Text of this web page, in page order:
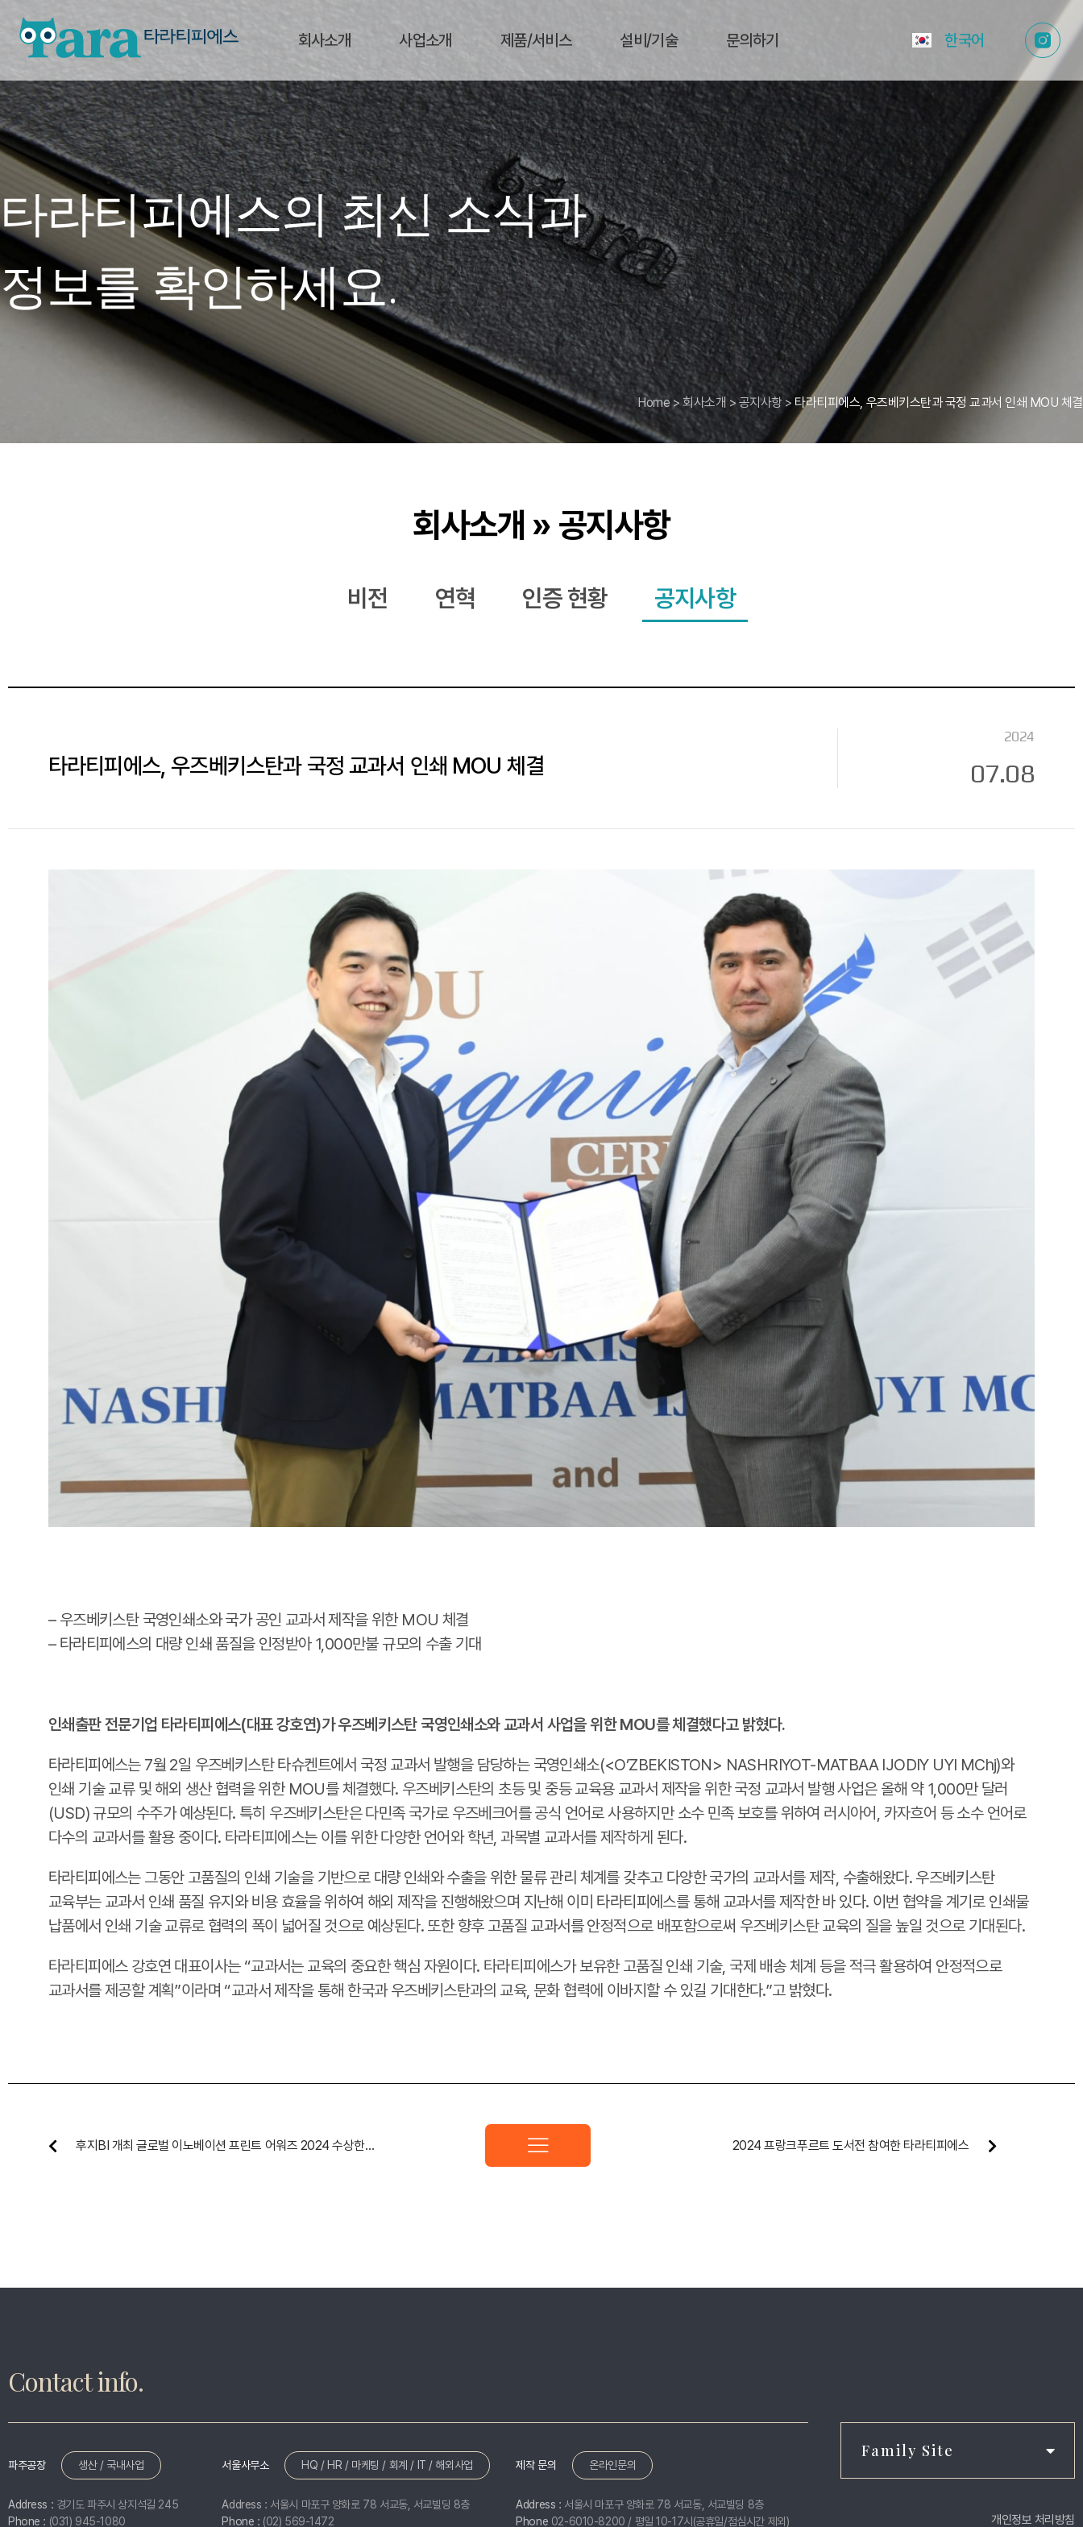
회사소개 사업소개 제품/서비스 설비/기술 문의하기 한국어
日本語
타라티피에스의 최신 소식과
정보를 확인하세요.
Home > 회사소개 > 공지사항> 타라티피에스, 우즈베키스탄과 국정 교과서 인쇄 MOU 체결
회사소개 » 공지사항
비전 연혁 인증 현황 공지사항
타라티피에스, 우즈베키스탄과 국정 교과서 인쇄 MOU 체결
2024
07.08
– 우즈베키스탄 국영인쇄소와 국가 공인 교과서 제작을 위한 MOU 체결
– 타라티피에스의 대량 인쇄 품질을 인정받아 1,000만불 규모의 수출 기대
인쇄출판 전문기업 타라티피에스(대표 강호연)가 우즈베키스탄 국영인쇄소와 교과서 사업을 위한 MOU를 체결했다고 밝혔다.
타라티피에스는 7월 2일 우즈베키스탄 타슈켄트에서 국정 교과서 발행을 담당하는 국영인쇄소(<O’ZBEKISTON> NASHRIYOT-MATBAA IJODIY UYI MChj)와
인쇄 기술 교류 및 해외 생산 협력을 위한 MOU를 체결했다. 우즈베키스탄의 초등 및 중등 교육용 교과서 제작을 위한 국정 교과서 발행 사업은 올해 약 1,000만 달러
(USD) 규모의 수주가 예상된다. 특히 우즈베키스탄은 다민족 국가로 우즈베크어를 공식 언어로 사용하지만 소수 민족 보호를 위하여 러시아어, 카자흐어 등 소수 언어로
다수의 교과서를 활용 중이다. 타라티피에스는 이를 위한 다양한 언어와 학년, 과목별 교과서를 제작하게 된다.
타라티피에스는 그동안 고품질의 인쇄 기술을 기반으로 대량 인쇄와 수출을 위한 물류 관리 체계를 갖추고 다양한 국가의 교과서를 제작, 수출해왔다. 우즈베키스탄
교육부는 교과서 인쇄 품질 유지와 비용 효율을 위하여 해외 제작을 진행해왔으며 지난해 이미 타라티피에스를 통해 교과서를 제작한 바 있다. 이번 협약을 계기로 인쇄물
납품에서 인쇄 기술 교류로 협력의 폭이 넓어질 것으로 예상된다. 또한 향후 고품질 교과서를 안정적으로 배포함으로써 우즈베키스탄 교육의 질을 높일 것으로 기대된다.
타라티피에스 강호연 대표이사는 “교과서는 교육의 중요한 핵심 자원이다. 타라티피에스가 보유한 고품질 인쇄 기술, 국제 배송 체계 등을 적극 활용하여 안정적으로
교과서를 제공할 계획”이라며 “교과서 제작을 통해 한국과 우즈베키스탄과의 교육, 문화 협력에 이바지할 수 있길 기대한다.”고 밝혔다.
후지BI 개최 글로벌 이노베이션 프린트 어워즈 2024 수상한
2024 프랑크푸르트 도서전 참여한 타라티피에스
Contact info.
파주공장 생산 / 국내사업
Address : 경기도 파주시 상지석길 245
Phone : (031) 945-1080
서울사무소 HQ / HR / 마케팅 / 회계 / IT / 해외사업
Address : 서울시 마포구 양화로 78 서교동, 서교빌딩 8층
Phone : (02) 569-1472
제작 문의 온라인문의
Address : 서울시 마포구 양화로 78 서교동, 서교빌딩 8층
Phone 02-6010-8200 / 평일 10-17시(공휴일/점심시간 제외)
Family Site
개인정보 처리방침